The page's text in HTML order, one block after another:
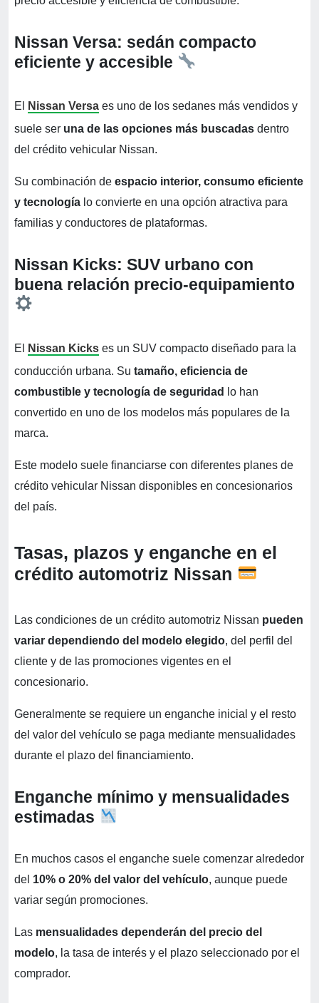
Nissan Versa: sedán compacto
eficiente y accesible
El Nissan Versa es uno de los sedanes más vendidos y
suele ser una de las opciones más buscadas dentro
del crédito vehicular Nissan.
Su combinación de espacio interior, consumo eficiente
y tecnología lo convierte en una opción atractiva para
familias y conductores de plataformas.
Nissan Kicks: SUV urbano con
buena relación precio‑equipamiento
El Nissan Kicks es un SUV compacto diseñado para la
conducción urbana. Su tamaño, eficiencia de
combustible y tecnología de seguridad
lo han
convertido en uno de los modelos más populares de la
marca.
Este modelo suele financiarse con diferentes planes de
crédito vehicular Nissan disponibles en concesionarios
del país.
Tasas, plazos y enganche en el
crédito automotriz Nissan
Las condiciones de un crédito automotriz Nissan pueden
variar dependiendo del modelo elegido, del perfil del
cliente y de las promociones vigentes en el
concesionario.
Generalmente se requiere un enganche inicial y el resto
del valor del vehículo se paga mediante mensualidades
durante el plazo del financiamiento.
Enganche mínimo y mensualidades
estimadas
En muchos casos el enganche suele comenzar alrededor
del 10% o 20% del valor del vehículo, aunque puede
variar según promociones.
Las mensualidades dependerán del precio del
modelo, la tasa de interés y el plazo seleccionado por el
comprador.